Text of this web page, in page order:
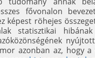
fővonalon
képest röhejes
statisztikai
azonban az, hogy a